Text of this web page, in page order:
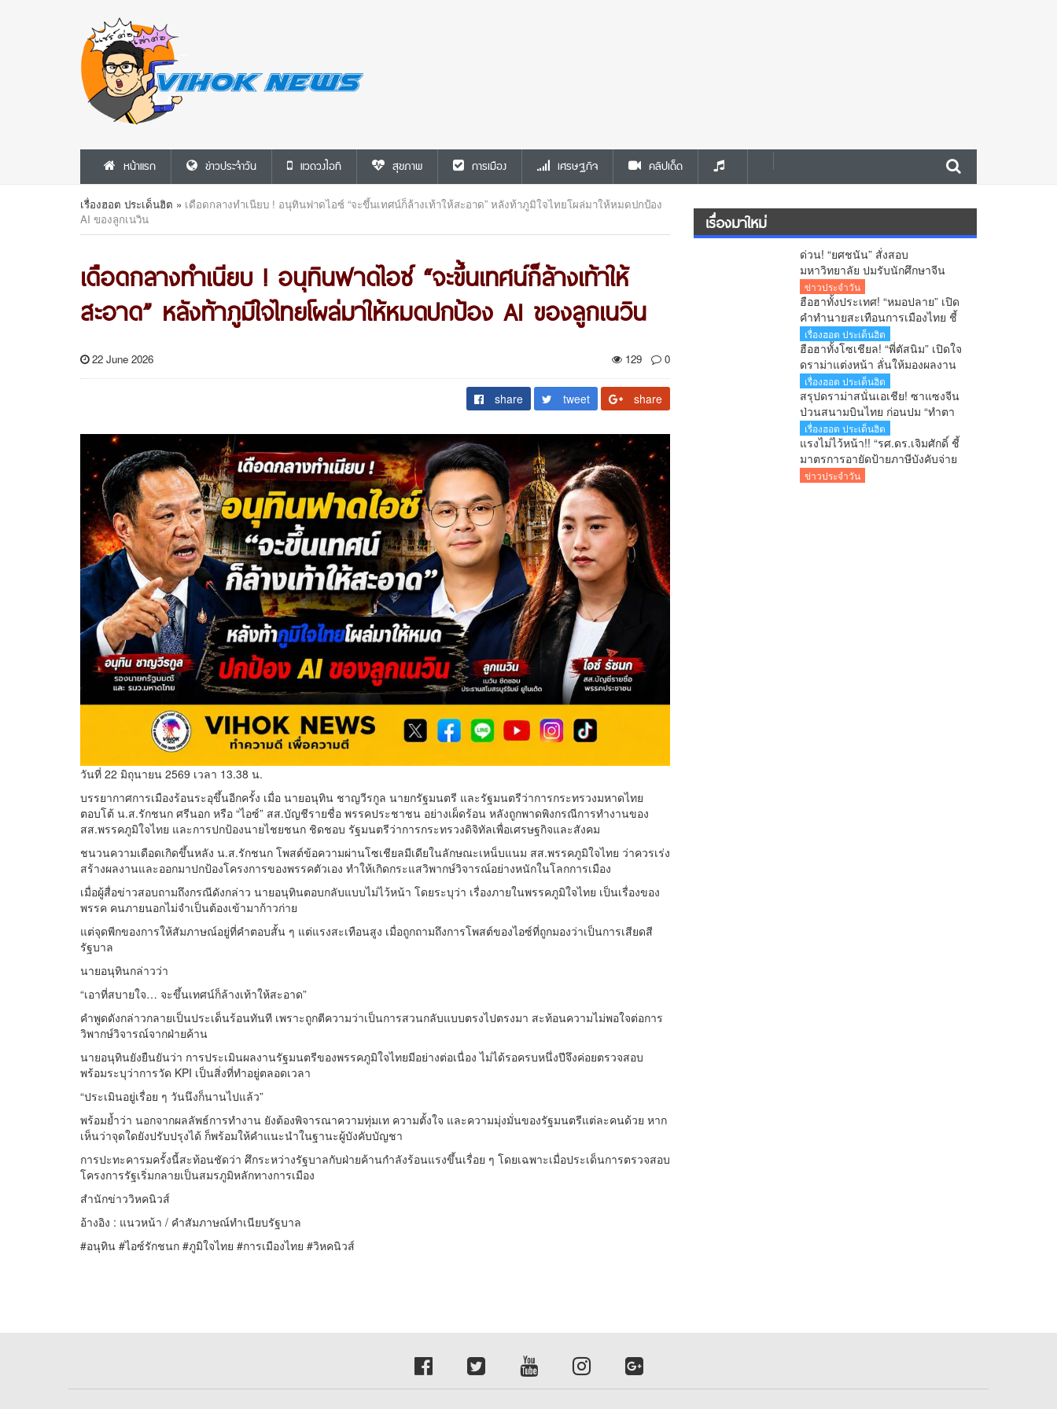
หน้าแรก ข่าวประจำวัน แวดวงไอที สุขภาพ การเมือง เศรษฐกิจ คลิปเด็ด
เรื่องฮอต ประเด็นฮิต » เดือดกลางทำเนียบ ! อนุทินฟาดไอซ์ “จะขึ้นเทศน์ก็ล้างเท้าให้สะอาด” หลังท้าภูมิใจไทยโผล่มาให้หมดปกป้อง
AI ของลูกเนวิน
เดือดกลางทำเนียบ ! อนุทินฟาดไอซ์ “จะขึ้นเทศน์ก็ล้างเท้าให้
สะอาด” หลังท้าภูมิใจไทยโผล่มาให้หมดปกป้อง AI ของลูกเนวิน
22 June 2026 129 0
share tweet share
วันที่ 22 มิถุนายน 2569 เวลา 13.38 น.
บรรยากาศการเมืองร้อนระอุขึ้นอีกครั้ง เมื่อ นายอนุทิน ชาญวีรกูล นายกรัฐมนตรี และรัฐมนตรีว่าการกระทรวงมหาดไทย
ตอบโต้ น.ส.รักชนก ศรีนอก หรือ “ไอซ์” สส.บัญชีรายชื่อ พรรคประชาชน อย่างเผ็ดร้อน หลังถูกพาดพิงกรณีการทำงานของ
สส.พรรคภูมิใจไทย และการปกป้องนายไชยชนก ชิดชอบ รัฐมนตรีว่าการกระทรวงดิจิทัลเพื่อเศรษฐกิจและสังคม
ชนวนความเดือดเกิดขึ้นหลัง น.ส.รักชนก โพสต์ข้อความผ่านโซเชียลมีเดียในลักษณะเหน็บแนม สส.พรรคภูมิใจไทย ว่าควรเร่ง
สร้างผลงานและออกมาปกป้องโครงการของพรรคตัวเอง ทำให้เกิดกระแสวิพากษ์วิจารณ์อย่างหนักในโลกการเมือง
เมื่อผู้สื่อข่าวสอบถามถึงกรณีดังกล่าว นายอนุทินตอบกลับแบบไม่ไว้หน้า โดยระบุว่า เรื่องภายในพรรคภูมิใจไทย เป็นเรื่องของ
พรรค คนภายนอกไม่จำเป็นต้องเข้ามาก้าวก่าย
แต่จุดพีกของการให้สัมภาษณ์อยู่ที่คำตอบสั้น ๆ แต่แรงสะเทือนสูง เมื่อถูกถามถึงการโพสต์ของไอซ์ที่ถูกมองว่าเป็นการเสียดสี
รัฐบาล
นายอนุทินกล่าวว่า
“เอาที่สบายใจ… จะขึ้นเทศน์ก็ล้างเท้าให้สะอาด”
คำพูดดังกล่าวกลายเป็นประเด็นร้อนทันที เพราะถูกตีความว่าเป็นการสวนกลับแบบตรงไปตรงมา สะท้อนความไม่พอใจต่อการ
วิพากษ์วิจารณ์จากฝ่ายค้าน
นายอนุทินยังยืนยันว่า การประเมินผลงานรัฐมนตรีของพรรคภูมิใจไทยมีอย่างต่อเนื่อง ไม่ได้รอครบหนึ่งปีจึงค่อยตรวจสอบ
พร้อมระบุว่าการวัด KPI เป็นสิ่งที่ทำอยู่ตลอดเวลา
“ประเมินอยู่เรื่อย ๆ วันนึงก็นานไปแล้ว”
พร้อมย้ำว่า นอกจากผลลัพธ์การทำงาน ยังต้องพิจารณาความทุ่มเท ความตั้งใจ และความมุ่งมั่นของรัฐมนตรีแต่ละคนด้วย หาก
เห็นว่าจุดใดยังปรับปรุงได้ ก็พร้อมให้คำแนะนำในฐานะผู้บังคับบัญชา
การปะทะคารมครั้งนี้สะท้อนชัดว่า ศึกระหว่างรัฐบาลกับฝ่ายค้านกำลังร้อนแรงขึ้นเรื่อย ๆ โดยเฉพาะเมื่อประเด็นการตรวจสอบ
โครงการรัฐเริ่มกลายเป็นสมรภูมิหลักทางการเมือง
สำนักข่าววิหคนิวส์
อ้างอิง : แนวหน้า / คำสัมภาษณ์ทำเนียบรัฐบาล
#อนุทิน #ไอซ์รักชนก #ภูมิใจไทย #การเมืองไทย #วิหคนิวส์
เรื่องมาใหม่
ด่วน! “ยศชนัน” สั่งสอบ
มหาวิทยาลัย ปมรับนักศึกษาจีน
สงสัยใช้วีซ่าผิดประเภท ลั่นพบจะ
เอาผิด
ข่าวประจำวัน
ฮือฮาทั้งประเทศ! “หมอปลาย” เปิด
คำทำนายสะเทือนการเมืองไทย ชี้
นายกฯคนใหม่ หนุ่มหน้าใหม่ พรรค
ใหม่ โปรไฟล์แกร่ง แบ็กแน่น ท่าน
ยมบอก
เรื่องฮอต ประเด็นฮิต
ฮือฮาทั้งโซเชียล! “พี่ตัสนิม” เปิดใจ
ดราม่าแต่งหน้า ลั่นให้มองผลงาน
ไม่ใช่ใบหน้า เตือนคอมเมนต์เกิน
เลยระวังผิดกฎหมาย
เรื่องฮอต ประเด็นฮิต
สรุปดราม่าสนั่นเอเชีย! ซาแซงจีน
ป่วนสนามบินไทย ก่อนปม “ทำตา
ชี้” จุดกระแสเดือดข้ามประเทศ
เรื่องฮอต ประเด็นฮิต
แรงไม่ไว้หน้า!! “รศ.ดร.เจิมศักดิ์ ชี้
มาตรการอายัดป้ายภาษีบังคับจ่าย
ใบสั่ง รัฐกำลังลงโทษประชาชน
ข่าวประจำวัน